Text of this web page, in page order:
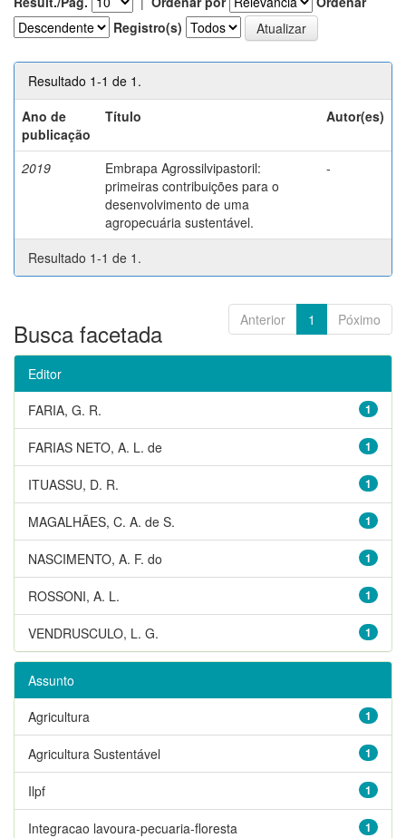
Registro(s)
Resultado 1-1 de 1.
Ano de
publicação
Título Autor(es)
2019
Embrapa Agrossilvipastoril:
primeiras contribuições para o
desenvolvimento de uma
agropecuária sustentável.
-
Resultado 1-1 de 1.
Anterior 1 Póximo
Busca facetada
Editor
1
FARIA, G. R.
1
FARIAS NETO, A. L. de
1
ITUASSU, D. R.
1
MAGALHÃES, C. A. de S.
1
NASCIMENTO, A. F. do
1
ROSSONI, A. L.
1
VENDRUSCULO, L. G.
Assunto
1
Agricultura
1
Agricultura Sustentável
1
Ilpf
1
Integracao lavoura-pecuaria-floresta